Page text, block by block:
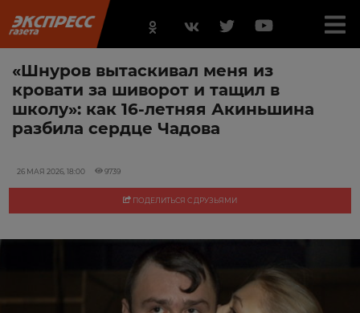
«Шнуров вытаскивал меня из
кровати за шиворот и тащил в
школу»: как 16-летняя Акиньшина
разбила сердце Чадова
26 МАЯ 2026, 18:00 9739
ПОДЕЛИТЬСЯ С ДРУЗЬЯМИ